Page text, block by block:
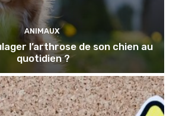
ANIMAUX
l’arthrose de son chien au
quotidien ?